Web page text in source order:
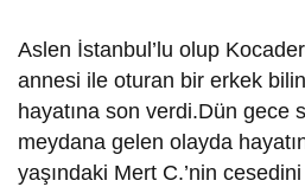
Aslen İstanbul’lu olup
annesi ile oturan bir erkek
hayatına son verdi.Dün gece
meydana gelen olayda
yaşındaki Mert C.’nin